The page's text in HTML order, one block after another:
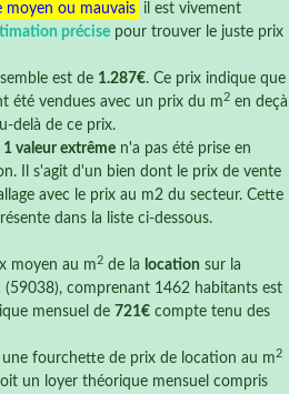
moyen ou mauvais il est vivement
précise pour trouver le juste prix
est de 1.287€. Ce prix indique que
été vendues avec un prix du m 2 en deçà
delà de ce prix.
1 valeur extrême n'a pas été prise en
Il s'agit d'un bien dont le prix de vente
avec le prix au m2 du secteur. Cette
dans la liste ci-dessous.
moyen au m 2 de la location sur la
(59038), comprenant 1462 habitants est
mensuel de 721€ compte tenu des
une fourchette de prix de location au m 2
un loyer théorique mensuel compris